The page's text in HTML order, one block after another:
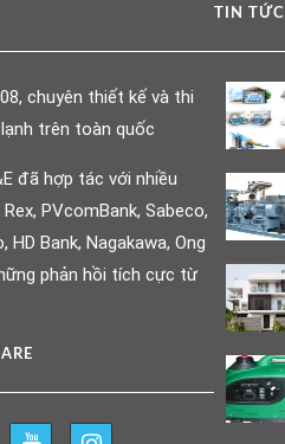
chuyên thiết kế và thi
trên toàn quốc
đã hợp tác với nhiều
PVcomBank, Sabeco,
Bank, Nagakawa, Ong
phản hồi tích cực từ
TIN TỨC